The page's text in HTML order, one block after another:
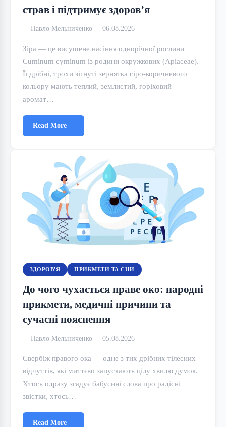
страв і підтримує здоров’я
Павло Мельниченко 06.08.2026
Зіра — це висушене насіння однорічної рослини
Cuminum cyminum із родини окружкових (Apiaceae).
Її дрібні, трохи зігнуті зернятка сіро-коричневого
кольору мають теплий, землистий, горіховий
аромат…
Read More
ЗДОРОВ'Я ПРИКМЕТИ ТА СНИ
До чого чухається праве око: народні
прикмети, медичні причини та
сучасні пояснення
Павло Мельниченко 05.08.2026
Свербіж правого ока — одне з тих дрібних тілесних
відчуттів, які миттєво запускають цілу хвилю думок.
Хтось одразу згадує бабусині слова про радісні
звістки, хтось…
Read More